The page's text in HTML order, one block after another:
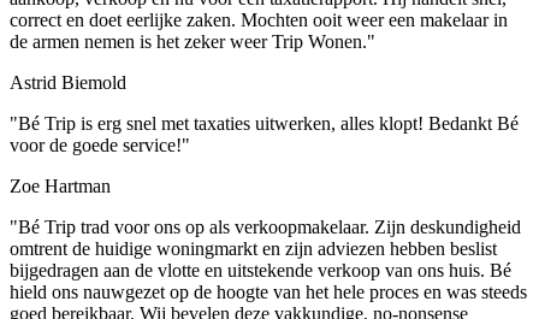
correct en doet eerlijke zaken. Mochten ooit weer een makelaar in
de armen nemen is het zeker weer Trip Wonen."
Astrid Biemold
"Bé Trip is erg snel met taxaties uitwerken, alles klopt! Bedankt Bé
voor de goede service!"
Zoe Hartman
"Bé Trip trad voor ons op als verkoopmakelaar. Zijn deskundigheid
omtrent de huidige woningmarkt en zijn adviezen hebben beslist
bijgedragen aan de vlotte en uitstekende verkoop van ons huis. Bé
hield ons nauwgezet op de hoogte van het hele proces en was steeds
goed bereikbaar. Wij bevelen deze vakkundige, no-nonsense